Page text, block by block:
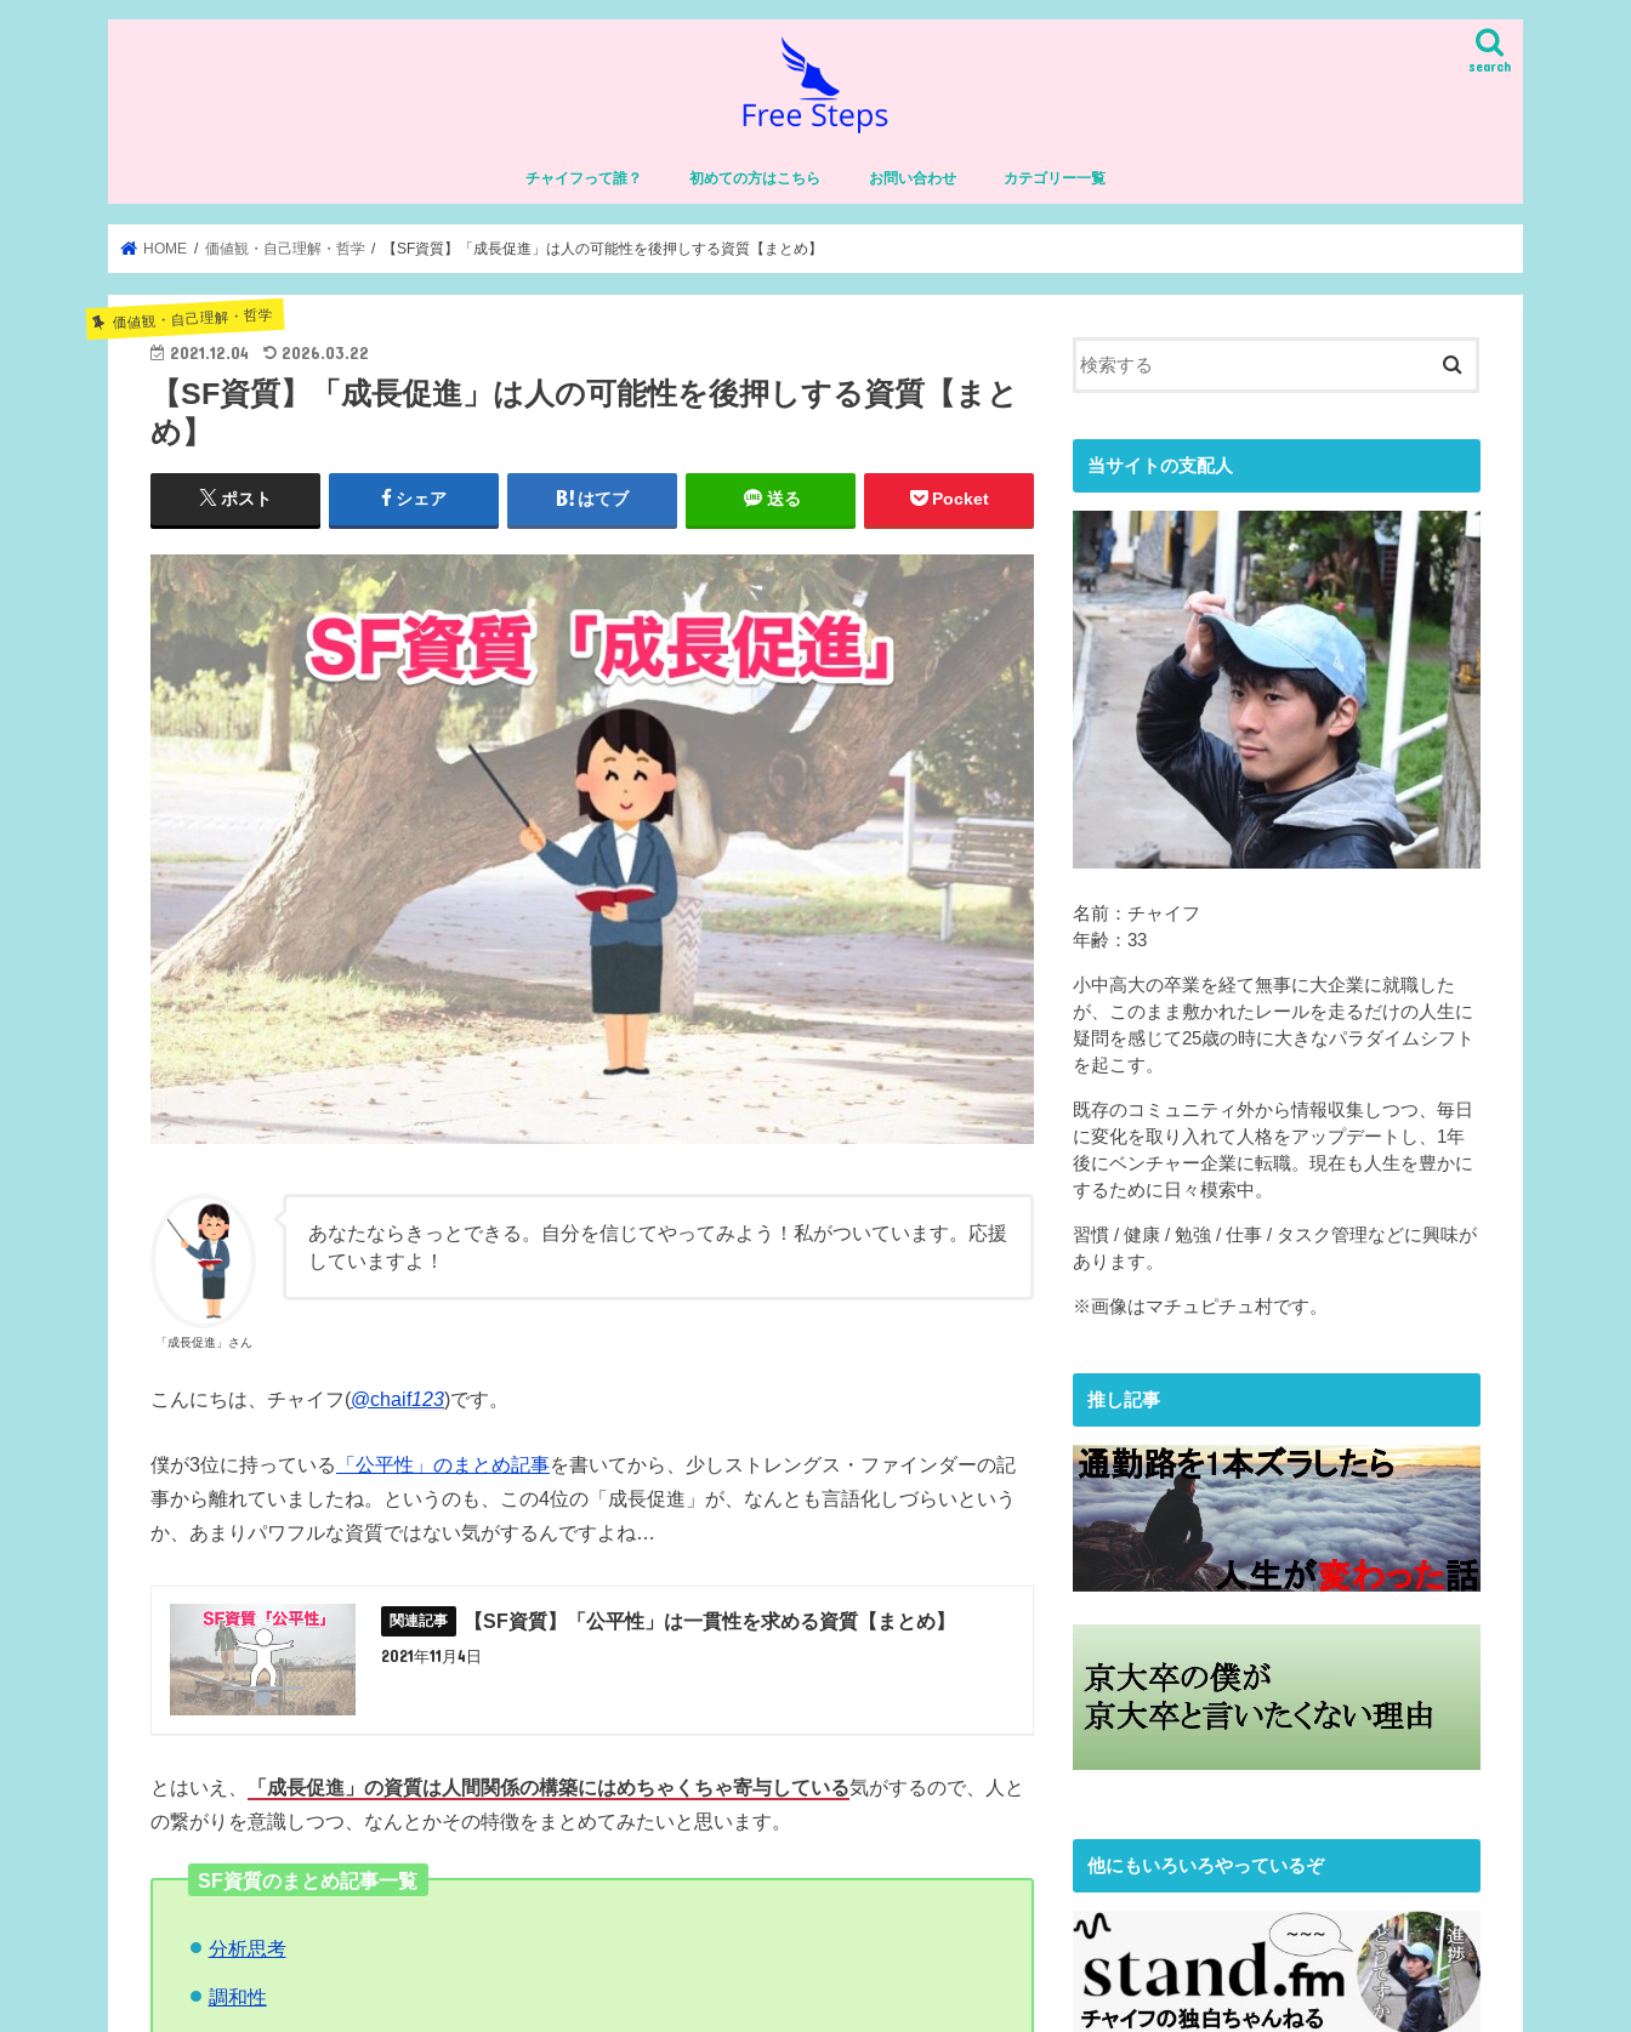
search
チャイフって誰？ 初めての方はこちら お問い合わせ カテゴリー一覧
習慣
健康
価値観・自己理解・哲学
仕事
チャイフの人生
体験談
HOME 価値観・自己理解・哲学 【SF資質】「成長促進」は人の可能性を後押しする資質【まとめ】
価値観・自己理解・哲学
2021.12.04 2026.03.22
【SF資質】「成長促進」は人の可能性を後押しする資質【まと
め】
ポスト シェア はてブ 送る Pocket
「成長促進」さん
あなたならきっとできる。自分を信じてやってみよう！私がついています。応援
していますよ！
こんにちは、チャイフ(@chaif123)です。
僕が3位に持っている 「公平性」のまとめ記事を書いてから、少しストレングス・ファインダーの記
事から離れていましたね。というのも、この4位の「成長促進」が、なんとも言語化しづらいという
か、あまりパワフルな資質ではない気がするんですよね…
【SF資質】「公平性」は一貫性を求める資質【まとめ】
2021年11月4日
とはいえ、 「成長促進」の資質は人間関係の構築にはめちゃくちゃ寄与している気がするので、人と
の繋がりを意識しつつ、なんとかその特徴をまとめてみたいと思います。
SF資質のまとめ記事一覧
分析思考
調和性
当サイトの支配人
名前：チャイフ
年齢：33
小中高大の卒業を経て無事に大企業に就職した
が、このまま敷かれたレールを走るだけの人生に
疑問を感じて25歳の時に大きなパラダイムシフト
を起こす。
既存のコミュニティ外から情報収集しつつ、毎日
に変化を取り入れて人格をアップデートし、1年
後にベンチャー企業に転職。現在も人生を豊かに
するために日々模索中。
習慣 / 健康 / 勉強 / 仕事 / タスク管理などに興味が
あります。
※画像はマチュピチュ村です。
推し記事
他にもいろいろやっているぞ